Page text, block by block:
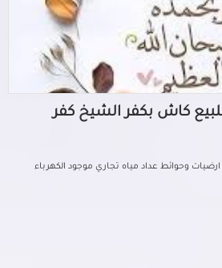
تجاري 20م للبيع كاش بكفر الشيخ كفر
ارضيات وحوائط عداد مياه تجاري موجود الكهرباء